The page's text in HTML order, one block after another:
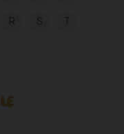
R S T